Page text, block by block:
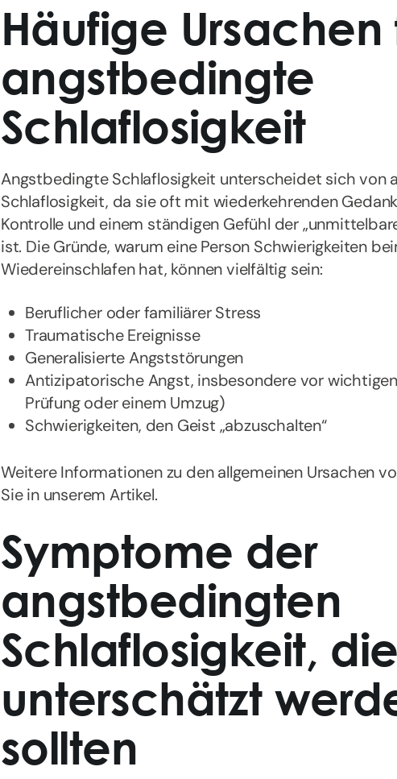
Häufige Ursachen
angstbedingte
Schlaflosigkeit
Angstbedingte Schlaflosigkeit unterscheidet sich von
Schlaflosigkeit, da sie oft mit wiederkehrenden
Kontrolle und einem ständigen Gefühl der
ist. Die Gründe, warum eine Person Schwierigkeiten
Wiedereinschlafen hat, können vielfältig sein:
Beruflicher oder familiärer Stress
Traumatische Ereignisse
Generalisierte Angststörungen
Antizipatorische Angst, insbesondere vor
Prüfung oder einem Umzug)
Schwierigkeiten, den Geist „abzuschalten“
Weitere Informationen zu den allgemeinen Ursachen
Sie in unserem Artikel.
Symptome der
angstbedingten
Schlaflosigkeit,
unterschätzt
sollten